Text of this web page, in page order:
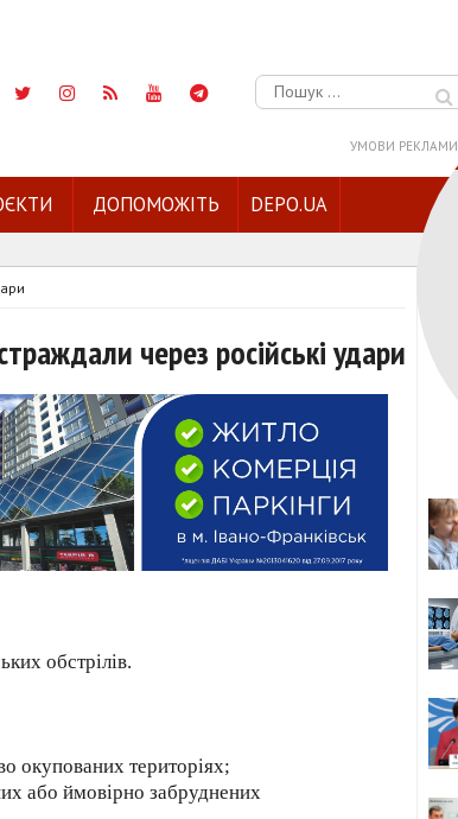
Пошук:
УМОВИ РЕКЛАМИ
ДОПОМОЖІТЬ DEPO.UA
через російські удари
обстрілів.
окупованих територіях;
або ймовірно забруднених